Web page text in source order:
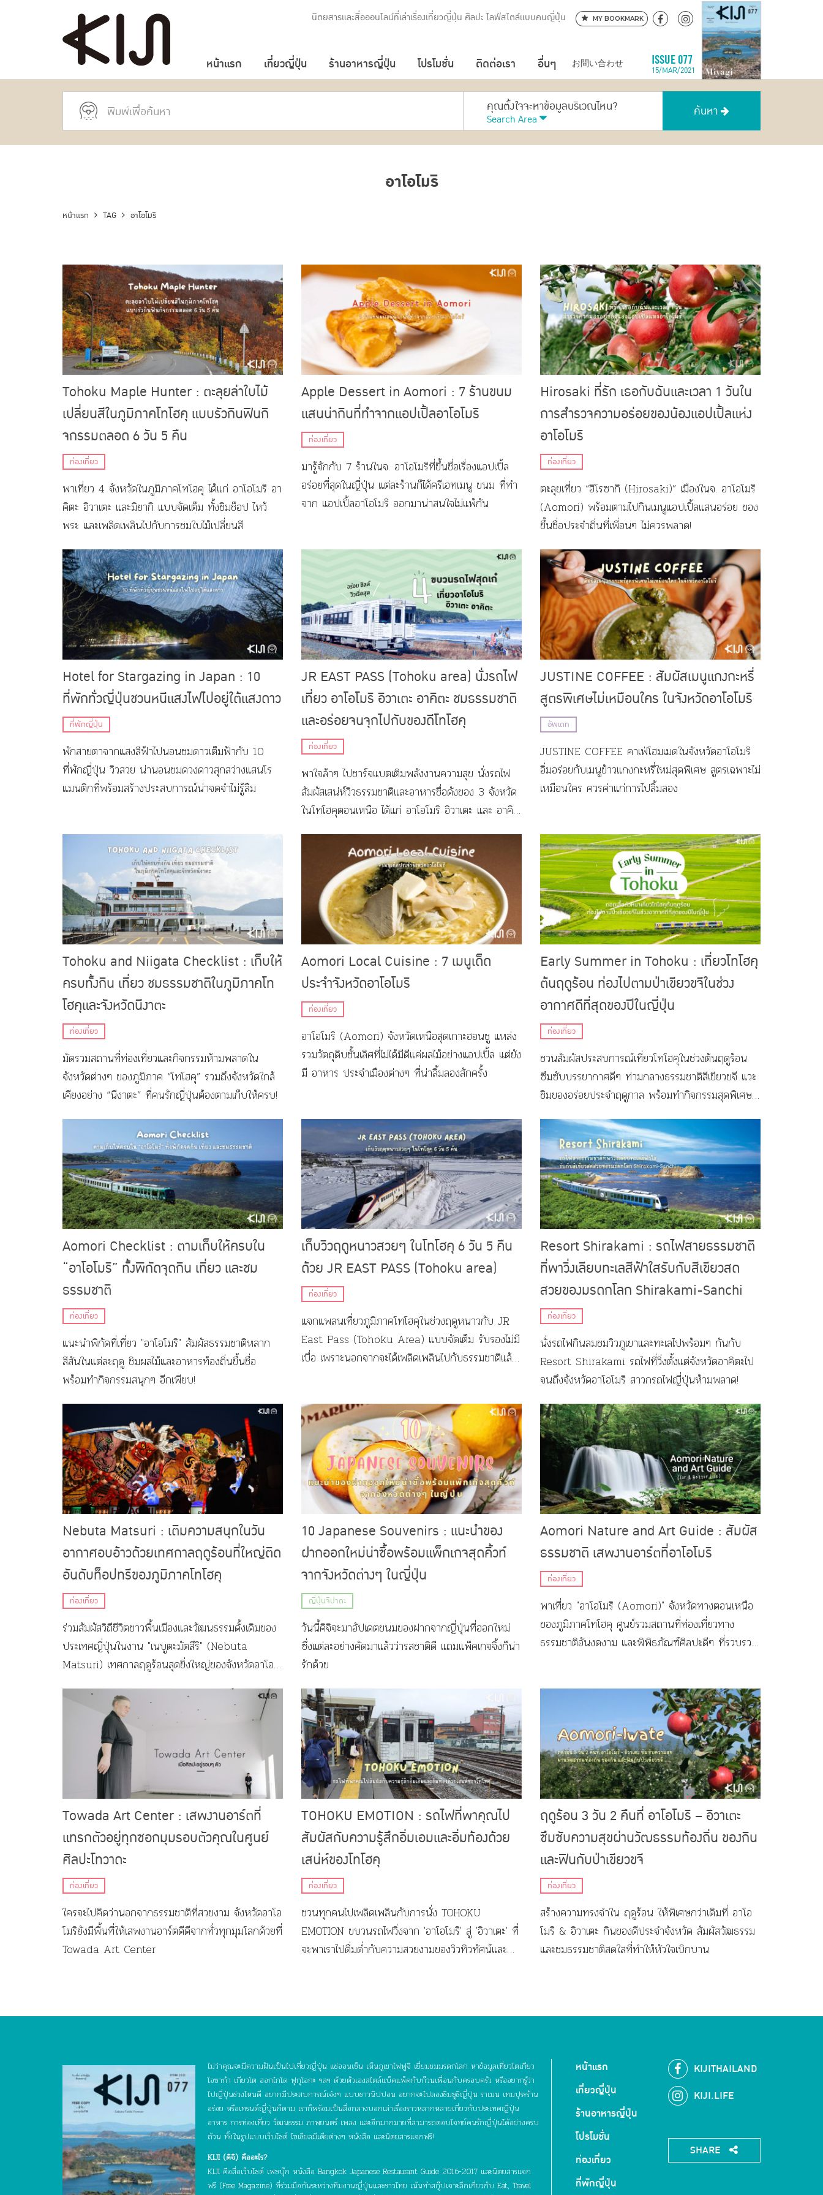
นิตยสารและสื่อออนไลน์ที่เล่าเรื่องเที่ยวญี่ปุ่น ศิลปะ ไลฟ์สไตล์แบบคนญี่ปุ่น MY BOOKMARK
หน้าแรก เที่ยวญี่ปุ่น ร้านอาหารญี่ปุ่น โปรโมชั่น ติดต่อเรา อื่นๆ お問い合わせ
ISSUE 077
15/MAR/2021
คุณตั้งใจจะหาข้อมูลบริเวณไหน?
Search Area
ค้นหา
อาโอโมริ
หน้าแรก TAG อาโอโมริ
Tohoku Maple Hunter : ตะลุยล่าใบไม้
เปลี่ยนสีในภูมิภาคโทโฮคุ แบบรัวกินฟินกิ
จกรรมตลอด 6 วัน 5 คืน
ท่องเที่ยว
พาเที่ยว 4 จังหวัดในภูมิภาคโทโฮคุ ได้แก่ อาโอโมริ อา
คิตะ อิวาเตะ และมิยากิ แบบจัดเต็ม ทั้งชิมช็อป ไหว้
พระ และเพลิดเพลินไปกับการชมใบไม้เปลี่ยนสี
Apple Dessert in Aomori : 7 ร้านขนม
แสนน่ากินที่ทำจากแอปเปิ้ลอาโอโมริ
ท่องเที่ยว
มารู้จักกับ 7 ร้านในจ. อาโอโมริที่ขึ้นชื่อเรื่องแอปเปิ้ล
อร่อยที่สุดในญี่ปุ่น แต่ละร้านก็ได้ครีเอทเมนู ขนม ที่ทำ
จาก แอปเปิ้ลอาโอโมริ ออกมาน่าสนใจไม่แพ้กัน
Hirosaki ที่รัก เธอกับฉันและเวลา 1 วันใน
การสำรวจความอร่อยของน้องแอปเปิ้ลแห่ง
อาโอโมริ
ท่องเที่ยว
ตะลุยเที่ยว “ฮิโรซากิ (Hirosaki)” เมืองในจ. อาโอโมริ
(Aomori) พร้อมตามไปกินเมนูแอปเปิ้ลแสนอร่อย ของ
ขึ้นชื่อประจำถิ่นที่เพื่อนๆ ไม่ควรพลาด!
Hotel for Stargazing in Japan : 10
ที่พักทั่วญี่ปุ่นชวนหนีแสงไฟไปอยู่ใต้แสงดาว
ที่พักญี่ปุ่น
พักสายตาจากแสงสีฟ้าไปนอนชมดาวเต็มฟ้ากับ 10
ที่พักญี่ปุ่น วิวสวย น่านอนชมดวงดาวสุกสว่างแสนโร
แมนติกที่พร้อมสร้างประสบการณ์น่าจดจำไม่รู้ลืม
JR EAST PASS (Tohoku area) นั่งรถไฟ
เที่ยว อาโอโมริ อิวาเตะ อาคิตะ ชมธรรมชาติ
และอร่อยจนจุกไปกับของดีโทโฮคุ
ท่องเที่ยว
พาใจล้าๆ ไปชาร์จแบตเติมพลังงานความสุข นั่งรถไฟ
สัมผัสเสน่ห์วิวธรรมชาติและอาหารชื่อดังของ 3 จังหวัด
ในโทโฮคุตอนเหนือ ได้แก่ อาโอโมริ อิวาเตะ และ อาคิ
JUSTINE COFFEE : สัมผัสเมนูแกงกะหรี่
สูตรพิเศษไม่เหมือนใคร ในจังหวัดอาโอโมริ
อัพเดท
JUSTINE COFFEE คาเฟ่โฮมเมดในจังหวัดอาโอโมริ
อิ่มอร่อยกับเมนูข้าวแกงกะหรี่ใหม่สุดพิเศษ สูตรเฉพาะไม่
เหมือนใคร ควรค่าแก่การไปลิ้มลอง
Tohoku and Niigata Checklist : เก็บให้
ครบทั้งกิน เที่ยว ชมธรรมชาติในภูมิภาคโท
โฮคุและจังหวัดนีงาตะ
ท่องเที่ยว
มัดรวมสถานที่ท่องเที่ยวและกิจกรรมห้ามพลาดใน
จังหวัดต่างๆ ของภูมิภาค “โทโฮคุ” รวมถึงจังหวัดใกล้
เคียงอย่าง “นีงาตะ” ที่คนรักญี่ปุ่นต้องตามเก็บให้ครบ!
Aomori Local Cuisine : 7 เมนูเด็ด
ประจำจังหวัดอาโอโมริ
ท่องเที่ยว
อาโอโมริ (Aomori) จังหวัดเหนือสุดเกาะฮอนชู แหล่ง
รวมวัตถุดิบชั้นเลิศที่ไม่ได้มีดีแค่ผลไม้อย่างแอปเปิ้ล แต่ยัง
มี อาหาร ประจำเมืองต่างๆ ที่น่าลิ้มลองสักครั้ง
Early Summer in Tohoku : เที่ยวโทโฮคุ
ต้นฤดูร้อน ท่องไปตามป่าเขียวขจีในช่วง
อากาศดีที่สุดของปีในญี่ปุ่น
ท่องเที่ยว
ชวนสัมผัสประสบการณ์เที่ยวโทโฮคุในช่วงต้นฤดูร้อน
ซึมซับบรรยากาศดีๆ ท่ามกลางธรรมชาติสีเขียวขจี แวะ
ชิมของอร่อยประจำฤดูกาล พร้อมทำกิจกรรมสุดพิเศษที่
Aomori Checklist : ตามเก็บให้ครบใน
“อาโอโมริ” ทั้งพิกัดจุดกิน เที่ยว และชม
ธรรมชาติ
ท่องเที่ยว
แนะนำพิกัดที่เที่ยว "อาโอโมริ" สัมผัสธรรมชาติหลาก
สีสันในแต่ละฤดู ชิมผลไม้และอาหารท้องถิ่นขึ้นชื่อ
พร้อมทำกิจกรรมสนุกๆ อีกเพียบ!
เก็บวิวฤดูหนาวสวยๆ ในโทโฮคุ 6 วัน 5 คืน
ด้วย JR EAST PASS (Tohoku area)
ท่องเที่ยว
แจกแพลนเที่ยวภูมิภาคโทโฮคุในช่วงฤดูหนาวกับ JR
East Pass (Tohoku Area) แบบจัดเต็ม รับรองไม่มี
เบื่อ เพราะนอกจากจะได้เพลิดเพลินไปกับธรรมชาติแล้ว
Resort Shirakami : รถไฟสายธรรมชาติ
ที่พาวิ่งเลียบทะเลสีฟ้าใสรับกับสีเขียวสด
สวยของมรดกโลก Shirakami-Sanchi
ท่องเที่ยว
นั่งรถไฟกินลมชมวิวภูเขาและทะเลไปพร้อมๆ กันกับ
Resort Shirakami รถไฟที่วิ่งตั้งแต่จังหวัดอาคิตะไป
จนถึงจังหวัดอาโอโมริ สาวกรถไฟญี่ปุ่นห้ามพลาด!
Nebuta Matsuri : เติมความสนุกในวัน
อากาศอบอ้าวด้วยเทศกาลฤดูร้อนที่ใหญ่ติด
อันดับท็อปทรีของภูมิภาคโทโฮคุ
ท่องเที่ยว
ร่วมสัมผัสวิถีชีวิตชาวพื้นเมืองและวัฒนธรรมดั้งเดิมของ
ประเทศญี่ปุ่นในงาน "เนบูตะมัตสึริ" (Nebuta
Matsuri) เทศกาลฤดูร้อนสุดยิ่งใหญ่ของจังหวัดอาโอ
10 Japanese Souvenirs : แนะนำของ
ฝากออกใหม่น่าซื้อพร้อมแพ็กเกจสุดคิ้วท์
จากจังหวัดต่างๆ ในญี่ปุ่น
ญี่ปุ่นจิปาถะ
วันนี้คิจิจะมาอัปเดตขนมของฝากจากญี่ปุ่นที่ออกใหม่
ซึ่งแต่ละอย่างคัดมาแล้วว่ารสชาติดี แถมแพ็คเกจจิ้งก็น่า
รักด้วย
Aomori Nature and Art Guide : สัมผัส
ธรรมชาติ เสพงานอาร์ตที่อาโอโมริ
ท่องเที่ยว
พาเที่ยว "อาโอโมริ (Aomori)" จังหวัดทางตอนเหนือ
ของภูมิภาคโทโฮคุ ศูนย์รวมสถานที่ท่องเที่ยวทาง
ธรรมชาติอันงดงาม และพิพิธภัณฑ์ศิลปะดีๆ ที่รวบรวม
Towada Art Center : เสพงานอาร์ตที่
แทรกตัวอยู่ทุกซอกมุมรอบตัวคุณในศูนย์
ศิลปะโทวาดะ
ท่องเที่ยว
ใครจะไปคิดว่านอกจากธรรมชาติที่สวยงาม จังหวัดอาโอ
โมริยังมีพื้นที่ให้เสพงานอาร์ตดีดีจากทั่วทุกมุมโลกด้วยที่
Towada Art Center
TOHOKU EMOTION : รถไฟที่พาคุณไป
สัมผัสกับความรู้สึกอิ่มเอมและอิ่มท้องด้วย
เสน่ห์ของโทโฮคุ
ท่องเที่ยว
ชวนทุกคนไปเพลิดเพลินกับการนั่ง TOHOKU
EMOTION ขบวนรถไฟวิ่งจาก 'อาโอโมริ' สู่ 'อิวาเตะ' ที่
จะพาเราไปดื่มด่ำกับความสวยงามของวิวทิวทัศน์และ
ฤดูร้อน 3 วัน 2 คืนที่ อาโอโมริ – อิวาเตะ
ซึมซับความสุขผ่านวัฒธรรมท้องถิ่น ของกิน
และฟินกับป่าเขียวขจี
ท่องเที่ยว
สร้างความทรงจำใน ฤดูร้อน ให้พิเศษกว่าเดิมที่ อาโอ
โมริ & อิวาเตะ กินของดีประจำจังหวัด สัมผัสวัฒธรรม
และชมธรรมชาติสดใสที่ทำให้หัวใจเบิกบาน
ไม่ว่าคุณจะมีความฝันเป็นไปเที่ยวญี่ปุ่น แช่ออนเซ็น เห็นภูเขาไฟฟูจิ เยี่ยมชมมรดกโลก หาข้อมูลเที่ยวโตเกียว
โอซาก้า เกียวโต ฮอกไกโด ฟุกุโอกะ ฯลฯ ด้วยตัวเองสไตล์แบ็คแพ็คกับก๊วนเพื่อนกับครอบครัว หรืออยากรู้ว่า
ไปญี่ปุ่นช่วงไหนดี อยากมีประสบการณ์เจ๋งๆ แบบชาวนิปปอน อยากจะไปลองชิมซูชิญี่ปุ่น ราเมน เทมปุระร้าน
อร่อย หรือเทรนด์ญี่ปุ่นก็ตาม เราก็พร้อมเป็นสื่อกลางบอกเล่าเรื่องราวหลากหลายเกี่ยวกับประเทศญี่ปุ่น
อาหาร การท่องเที่ยว วัฒนธรรม ภาพยนตร์ เพลง และอีกมากมายที่สามารถตอบโจทย์คนรักญี่ปุ่นได้อย่างครบ
ถ้วน ทั้งในรูปแบบเว็บไซต์ โซเชียลมีเดียต่างๆ หนังสือ และนิตยสารแจกฟรี!
KIJI (คิจิ) คืออะไร?
KIJI คือสื่อเว็บไซต์ เฟซบุ๊ก หนังสือ Bangkok Japanese Restaurant Guide 2016-2017 และนิตยสารแจก
ฟรี (Free Magazine) ที่ร่วมมือกันระหว่างทีมงานญี่ปุ่นและชาวไทย เน้นทำสกู๊ปเจาะลึกเกี่ยวกับ Eat, Travel
หน้าแรก
เที่ยวญี่ปุ่น
ร้านอาหารญี่ปุ่น
โปรโมชั่น
ท่องเที่ยว
ที่พักญี่ปุ่น
KIJITHAILAND
KIJI.LIFE
SHARE